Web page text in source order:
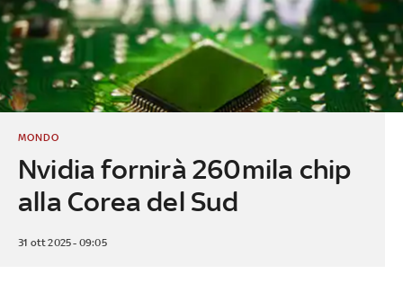
Nvidia fornirà 260mila chip
alla Corea del Sud
MONDO
31 ott 2025 - 09:05